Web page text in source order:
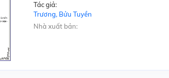
Tác giả:
Trương, Bửu Tuyền
Nhà xuất bản: